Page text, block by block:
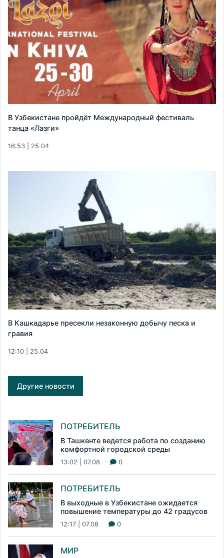
В Узбекистане пройдёт Международный фестиваль
танца «Лазги»
16:53 | 25.04
В Кашкадарье пресекли незаконную добычу песка и
гравия
12:10 | 25.04
Другие новости
ПОТРЕБИТЕЛЬ
В Ташкенте ведется работа по созданию
комфортной городской среды
13:02 | 07.08 0
ПОТРЕБИТЕЛЬ
В выходные в Узбекистане ожидается
повышение температуры до 42 градусов
12:17 | 07.08 0
МИР